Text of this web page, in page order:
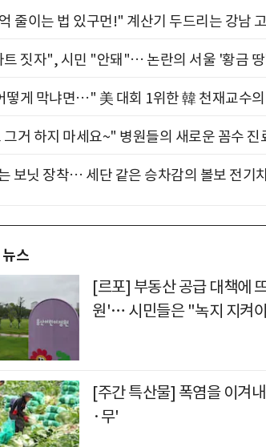
줄이는 법 있구먼!" 계산기 두드리는 강남
트 짓자", 시민 "안돼"… 논란의 서울 '황금
떻게 막냐면…" 美 대회 1위한 韓 천재교수
거 하지 마세요~" 병원들의 새로운 꼼수 진
보닛 장착… 세단 같은 승차감의 볼보 전기
스
[르포] 부동산 공급 대책에
원'… 시민들은 "녹지 지켜
[주간 특산물] 폭염을 이겨
·무'